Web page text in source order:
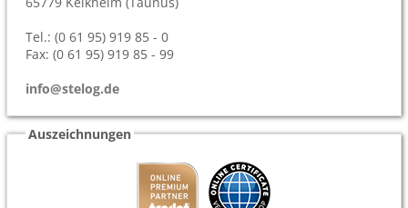
Tel.: (0 61 95) 919 85 - 0
Fax: (0 61 95) 919 85 - 99
info@stelog.de
Auszeichnungen